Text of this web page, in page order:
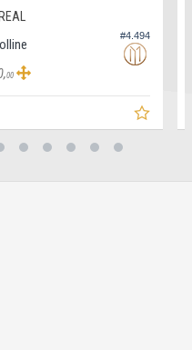
#4.494
00